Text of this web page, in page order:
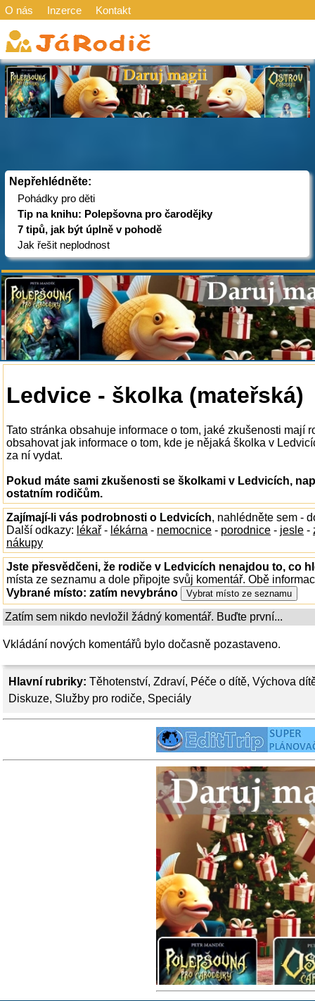
O nás Inzerce Kontakt
Nepřehlédněte:
Pohádky pro děti
Tip na knihu: Polepšovna pro čarodějky
7 tipů, jak být úplně v pohodě
Jak řešit neplodnost
Hlavní rubriky: Těhotenství, Zdraví, Péče o dítě, Výchova
Diskuze, Služby pro rodiče, Speciály
Ledvice - školka (mateřská)
Tato stránka obsahuje informace o tom, jaké zkušenosti mají
obsahovat jak informace o tom, kde je nějaká školka v
za ní vydat.
Pokud máte sami zkušenosti se školkami v Ledvicích,
ostatním rodičům.
Zajímají-li vás podrobnosti o Ledvicích, nahlédněte sem -
Další odkazy: lékař - lékárna - nemocnice - porodnice - jesle -
nákupy
Jste přesvědčeni, že rodiče v Ledvicích nenajdou to, co
místa ze seznamu a dole připojte svůj komentář. Obě
Vybrané místo: zatím nevybráno
Zatím sem nikdo nevložil žádný komentář. Buďte první...
Vkládání nových komentářů bylo dočasně pozastaveno.